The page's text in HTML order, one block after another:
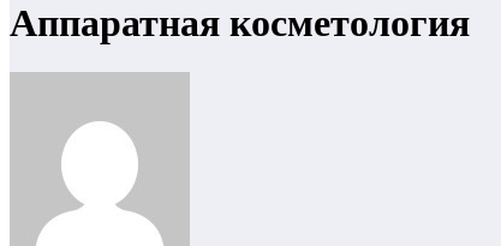
Аппаратная косметология